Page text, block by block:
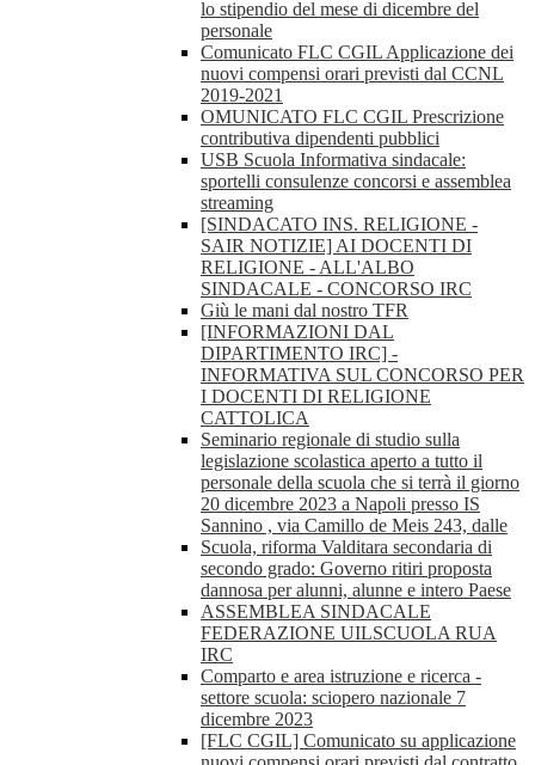
lo stipendio del mese di dicembre del
personale
Comunicato FLC CGIL Applicazione dei
nuovi compensi orari previsti dal CCNL
2019-2021
OMUNICATO FLC CGIL Prescrizione
contributiva dipendenti pubblici
USB Scuola Informativa sindacale:
sportelli consulenze concorsi e assemblea
streaming
[SINDACATO INS. RELIGIONE -
SAIR NOTIZIE] AI DOCENTI DI
RELIGIONE - ALL'ALBO
SINDACALE - CONCORSO IRC
Giù le mani dal nostro TFR
[INFORMAZIONI DAL
DIPARTIMENTO IRC] -
INFORMATIVA SUL CONCORSO PER
I DOCENTI DI RELIGIONE
CATTOLICA
Seminario regionale di studio sulla
legislazione scolastica aperto a tutto il
personale della scuola che si terrà il giorno
20 dicembre 2023 a Napoli presso IS
Sannino , via Camillo de Meis 243, dalle
Scuola, riforma Valditara secondaria di
secondo grado: Governo ritiri proposta
dannosa per alunni, alunne e intero Paese
ASSEMBLEA SINDACALE
FEDERAZIONE UILSCUOLA RUA
IRC
Comparto e area istruzione e ricerca -
settore scuola: sciopero nazionale 7
dicembre 2023
[FLC CGIL] Comunicato su applicazione